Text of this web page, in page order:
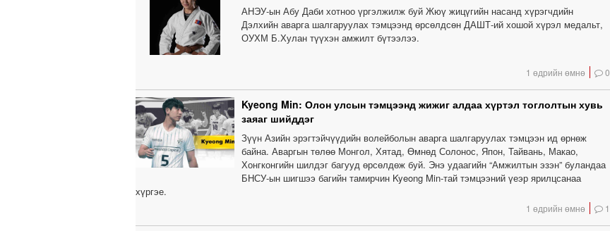
АНЭУ-ын Абу Даби хотноо үргэлжилж буй Жюү жицүгийн насанд хүрэгчдийн
Дэлхийн аварга шалгаруулах тэмцээнд өрсөлдсөн ДАШТ-ий хошой хүрэл медальт,
ОУХМ Б.Хулан түүхэн амжилт бүтээлээ.
1 өдрийн өмнө 0
Kyeong Min: Олон улсын тэмцээнд жижиг алдаа хүртэл тоглолтын хувь
заяаг шийддэг
Зүүн Азийн эрэгтэйчүүдийн волейболын аварга шалгаруулах тэмцээн ид өрнөж
байна. Аваргын төлөө Монгол, Хятад, Өмнөд Солонос, Япон, Тайвань, Макао,
Хонгконгийн шилдэг багууд өрсөлдөж буй. Энэ удаагийн “Амжилтын эзэн” буландаа
БНСУ-ын шигшээ багийн тамирчин Kyeong Min-тай тэмцээний үеэр ярилцсанаа
хүргэе.
1 өдрийн өмнө 1